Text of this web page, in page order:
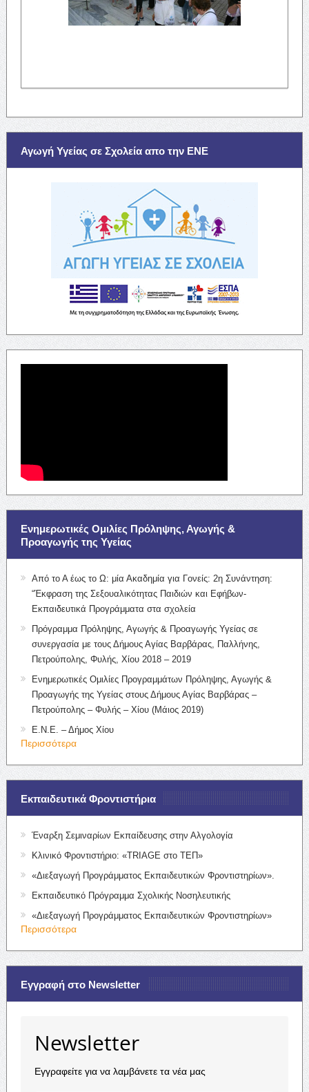
Αγωγή Υγείας σε Σχολεία απο την ΕΝΕ
Ενημερωτικές Ομιλίες Πρόληψης, Αγωγής &
Προαγωγής της Υγείας
Από το Α έως το Ω: μία Ακαδημία για Γονείς: 2η Συνάντηση:
“Έκφραση της Σεξουαλικότητας Παιδιών και Εφήβων-
Εκπαιδευτικά Προγράμματα στα σχολεία
Πρόγραμμα Πρόληψης, Αγωγής & Προαγωγής Υγείας σε
συνεργασία με τους Δήμους Αγίας Βαρβάρας, Παλλήνης,
Πετρούπολης, Φυλής, Χίου 2018 – 2019
Ενημερωτικές Ομιλίες Προγραμμάτων Πρόληψης, Αγωγής &
Προαγωγής της Υγείας στους Δήμους Αγίας Βαρβάρας –
Πετρούπολης – Φυλής – Χίου (Μάιος 2019)
Ε.Ν.Ε. – Δήμος Χίου
Περισσότερα
Εκπαιδευτικά Φροντιστήρια
Έναρξη Σεμιναρίων Εκπαίδευσης στην Αλγολογία
Κλινικό Φροντιστήριο: «TRIAGE στο ΤΕΠ»
«Διεξαγωγή Προγράμματος Εκπαιδευτικών Φροντιστηρίων».
Εκπαιδευτικό Πρόγραμμα Σχολικής Νοσηλευτικής
«Διεξαγωγή Προγράμματος Εκπαιδευτικών Φροντιστηρίων»
Περισσότερα
Εγγραφή στο Newsletter
Newsletter
Εγγραφείτε για να λαμβάνετε τα νέα μας